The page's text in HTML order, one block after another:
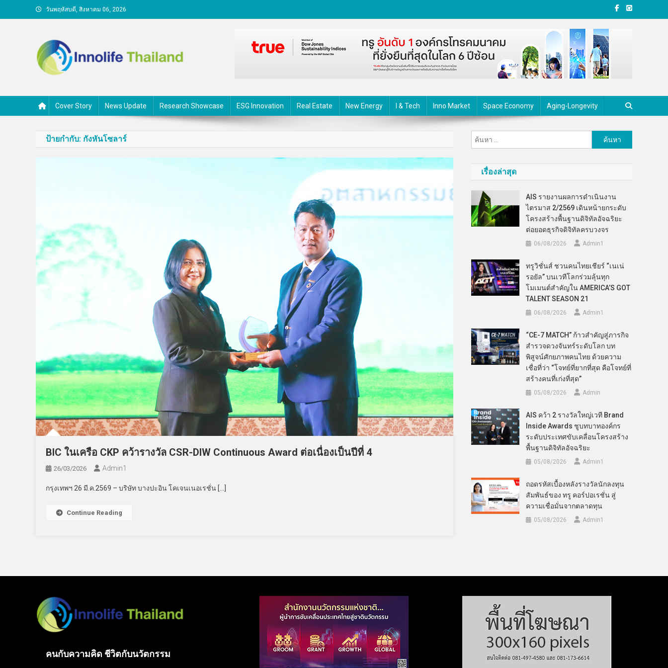
to
วันพฤหัสบดี, สิงหาคม 06, 2026
Cover Story News Update Research Showcase ESG Innovation Real Estate New Energy I & Tech Inno Market Space Economy Aging-Longevity
ป้ายกำกับ: กังหันโซลาร์
BIC ในเครือ CKP คว้ารางวัล CSR-DIW Continuous Award ต่อเนื่องเป็นปีที่ 4
26/03/2026 Admin​1
กรุงเทพฯ 26 มี.ค.2569 – บริษัท บางปะอิน โคเจนเนอเรชั่น […]
Continue Reading
ค้นหา
สำหรับ:
เรื่องล่าสุด
AIS รายงานผลการดำเนินงาน
ไตรมาส 2/2569 เดินหน้ายกระดับ
โครงสร้างพื้นฐานดิจิทัลอัจฉริยะ
ต่อยอดธุรกิจดิจิทัลครบวงจร
06/08/2026 Admin​1
ทรูวิชั่นส์ ชวนคนไทยเชียร์ “เนเน่
รอยัล” บนเวทีโลกร่วมลุ้นทุก
โมเมนต์สำคัญใน AMERICA’S GOT
TALENT SEASON 21
06/08/2026 Admin​1
“CE-7 MATCH” ก้าวสำคัญสู่ภารกิจ
สำรวจดวงจันทร์ระดับโลก บท
พิสูจน์ศักยภาพคนไทย ด้วยความ
เชื่อที่ว่า “โจทย์ที่ยากที่สุด คือโจทย์ที่
สร้างคนที่เก่งที่สุด”
05/08/2026 Admin
AIS คว้า 2 รางวัลใหญ่เวที Brand
Inside Awards ชูบทบาทองค์กร
ระดับประเทศขับเคลื่อนโครงสร้าง
พื้นฐานดิจิทัลอัจฉริยะ
05/08/2026 Admin​1
ถอดรหัสเบื้องหลังรางวัลนักลงทุน
สัมพันธ์ของ ทรู คอร์ปอเรชั่น สู่
ความเชื่อมั่นจากตลาดทุน
05/08/2026 Admin​1
คนกับความคิด ชีวิตกับนวัตกรรม